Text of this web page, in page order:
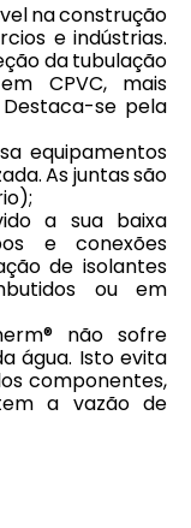
na construção
e indústrias.
da tubulação
CPVC, mais
se pela
equipamentos
As juntas são
a sua baixa
e conexões
de isolantes
ou em
não sofre
água. Isto evita
componentes,
a vazão de